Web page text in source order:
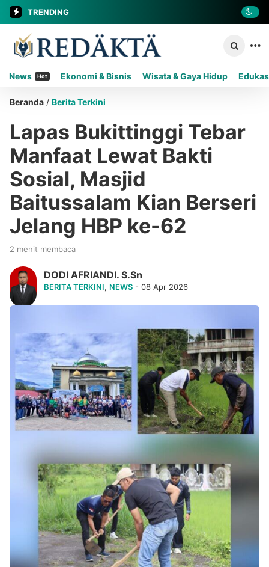
TRENDING
News Hot Ekonomi & Bisnis Wisata & Gaya Hidup
Beranda / Berita Terkini
Lapas Bukittinggi Tebar
Manfaat Lewat Bakti
Sosial, Masjid
Baitussalam Kian Berseri
Jelang HBP ke-62
2 menit membaca
DODI AFRIANDI. S.Sn
BERITA TERKINI, NEWS - 08 Apr 2026